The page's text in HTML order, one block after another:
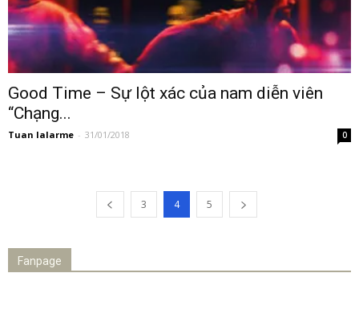
Good Time – Sự lột xác của nam diễn viên
“Chạng...
Tuan lalarme - 31/01/2018 0
3 4 5
Fanpage